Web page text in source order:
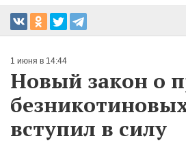
1 июня в 14:44
Новый закон о
вступил в силу